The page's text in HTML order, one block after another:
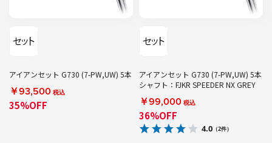
アイアンセット G730 (7-PW,UW) 5本
￥93,500 税込
35%OFF
アイアンセット G730 (7-PW,UW) 5本
シャフト：FJKR SPEEDER NX GREY
￥99,000 税込
36%OFF
4.0 （2件）